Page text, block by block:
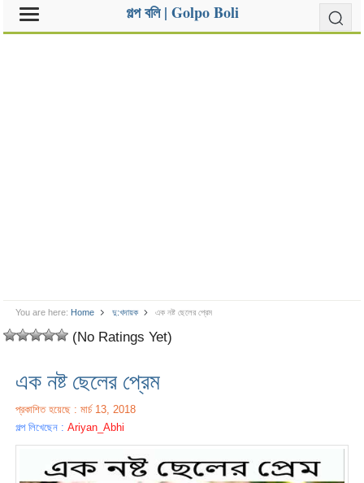
গল্প বলি | Golpo Boli
You are here: Home দু:খদায়ক এক নষ্ট ছেলের প্রেম
(No Ratings Yet)
এক নষ্ট ছেলের প্রেম
প্রকাশিত হয়েছে : মার্চ 13, 2018
গল্প লিখেছেন :Ariyan_Abhi